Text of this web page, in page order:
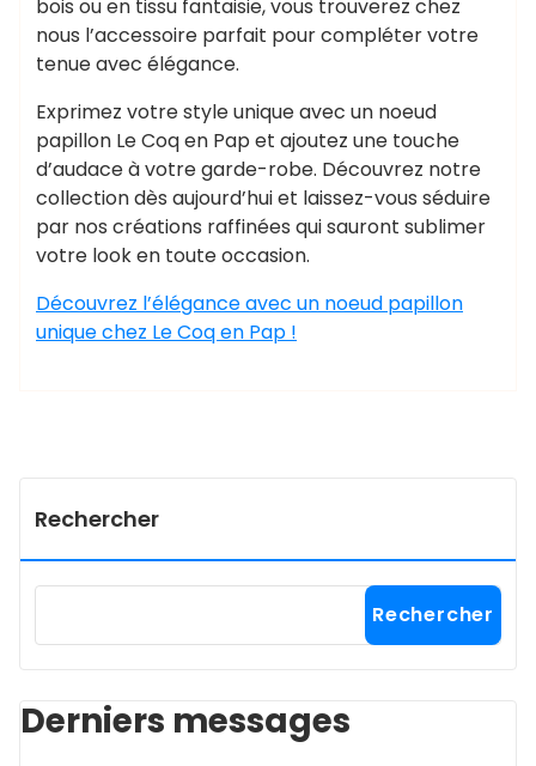
bois ou en tissu fantaisie, vous trouverez chez
nous l’accessoire parfait pour compléter votre
tenue avec élégance.
Exprimez votre style unique avec un noeud
papillon Le Coq en Pap et ajoutez une touche
d’audace à votre garde-robe. Découvrez notre
collection dès aujourd’hui et laissez-vous séduire
par nos créations raffinées qui sauront sublimer
votre look en toute occasion.
Découvrez l’élégance avec un noeud papillon
unique chez Le Coq en Pap !
Rechercher
Rechercher
Derniers messages